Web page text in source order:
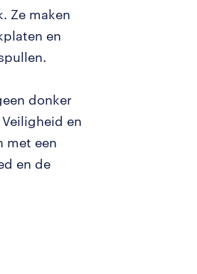
Ze maken
en
donker
en
met een
en de